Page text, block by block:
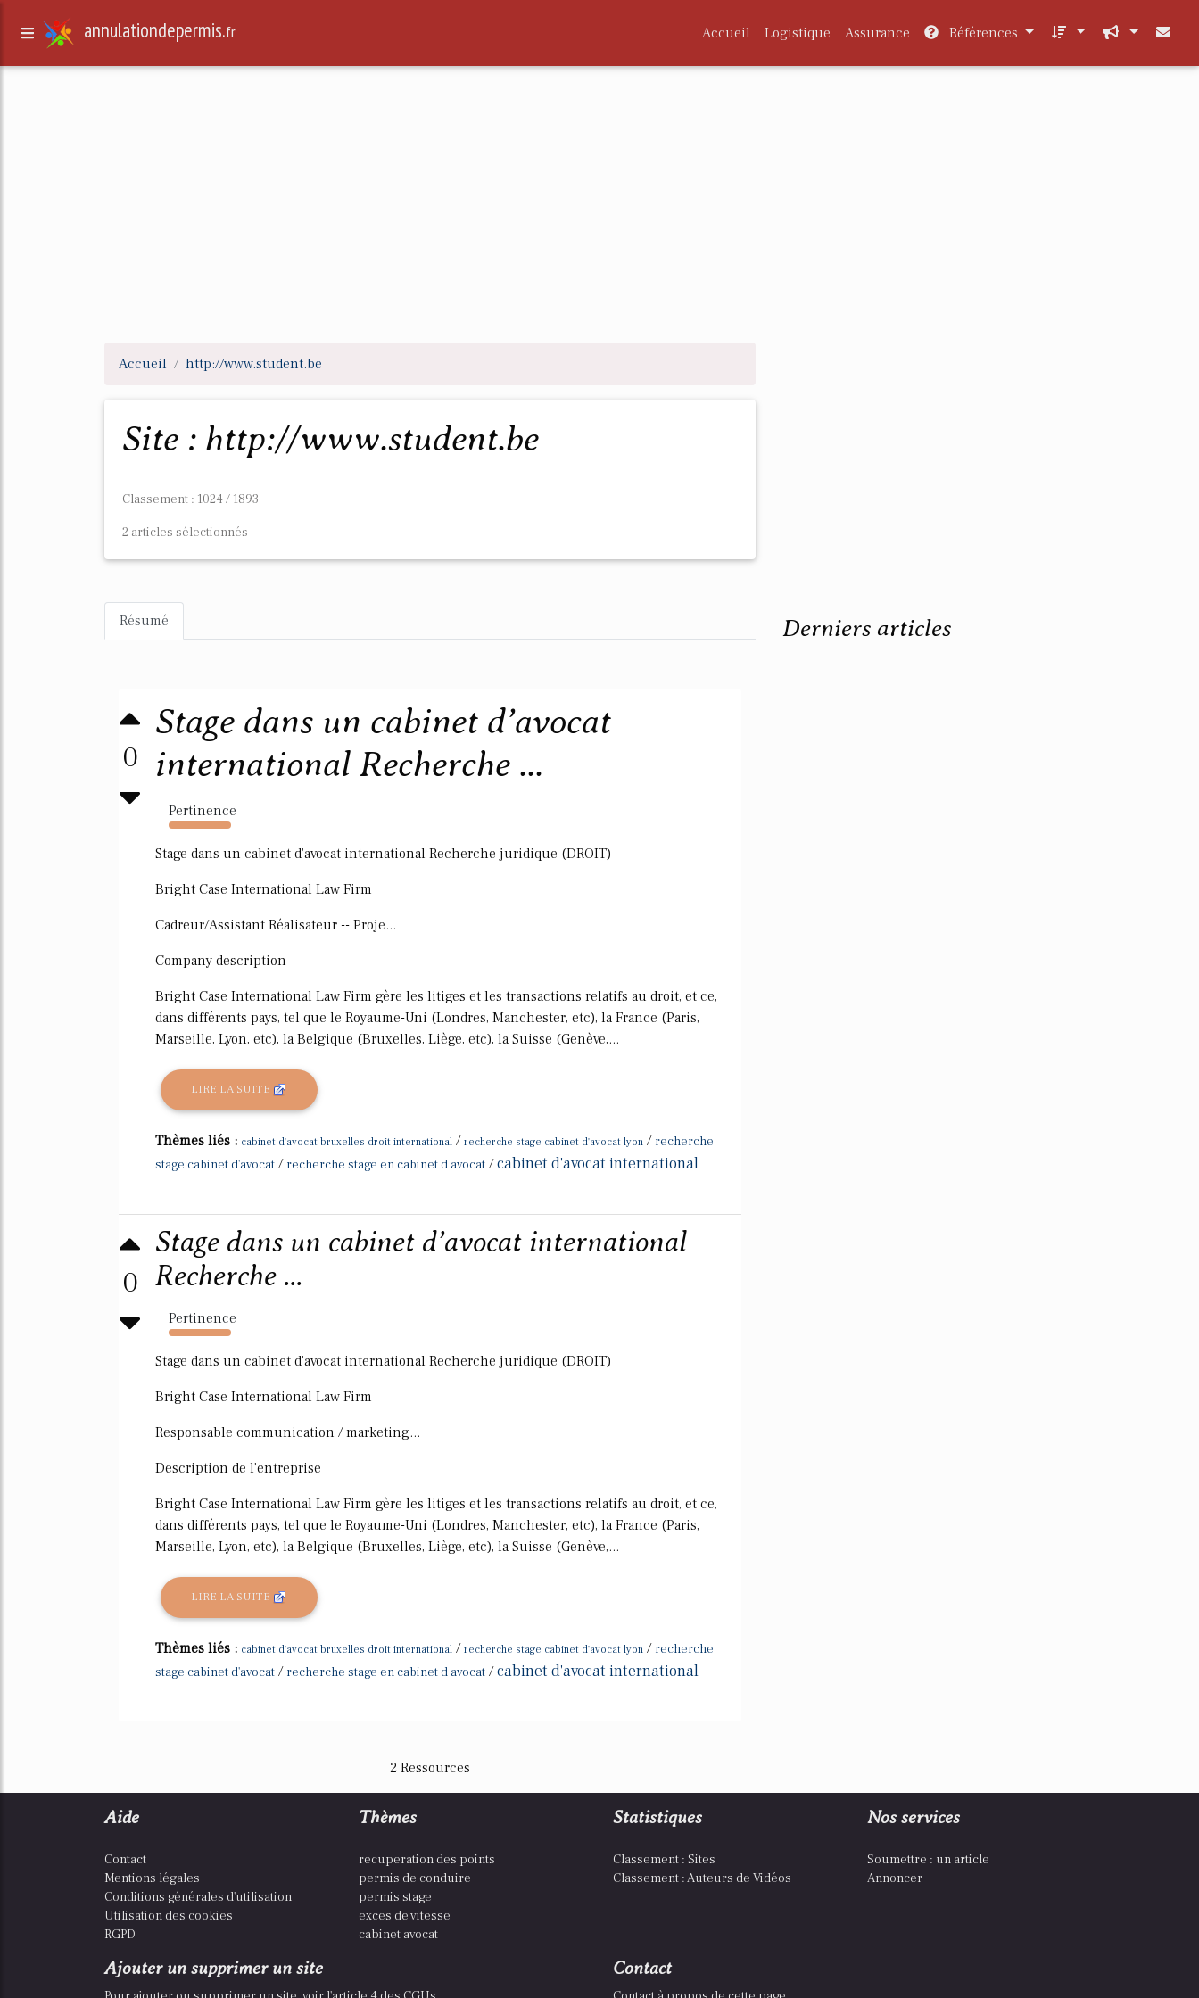
annulationdepermis.fr Accueil Logistique Assurance Références
Accueil http://www.student.be
Site : http://www.student.be
Classement : 1024 / 1893
2 articles sélectionnés
Résumé
0
Stage dans un cabinet d’avocat
international Recherche ...
Pertinence
1883%
Stage dans un cabinet d'avocat international Recherche juridique (DROIT)
Bright Case International Law Firm
Cadreur/Assistant Réalisateur -- Proje...
Company description
Bright Case International Law Firm gère les litiges et les transactions relatifs au droit, et ce,
dans différents pays, tel que le Royaume-Uni (Londres, Manchester, etc), la France (Paris,
Marseille, Lyon, etc), la Belgique (Bruxelles, Liège, etc), la Suisse (Genève,...
LIRE LA SUITE
Thèmes liés : cabinet d'avocat bruxelles droit international / recherche stage cabinet d'avocat lyon / recherche
stage cabinet d'avocat / recherche stage en cabinet d avocat /cabinet d'avocat international
0
Stage dans un cabinet d’avocat international
Recherche ...
Pertinence
1875%
Stage dans un cabinet d'avocat international Recherche juridique (DROIT)
Bright Case International Law Firm
Responsable communication / marketing...
Description de l'entreprise
Bright Case International Law Firm gère les litiges et les transactions relatifs au droit, et ce,
dans différents pays, tel que le Royaume-Uni (Londres, Manchester, etc), la France (Paris,
Marseille, Lyon, etc), la Belgique (Bruxelles, Liège, etc), la Suisse (Genève,...
LIRE LA SUITE
Thèmes liés : cabinet d'avocat bruxelles droit international / recherche stage cabinet d'avocat lyon / recherche
stage cabinet d'avocat / recherche stage en cabinet d avocat /cabinet d'avocat international
2 Ressources
Derniers articles
Aide
Contact
Mentions légales
Conditions générales d'utilisation
Utilisation des cookies
RGPD
Thèmes
recuperation des points
permis de conduire
permis stage
exces de vitesse
cabinet avocat
Statistiques
Classement : Sites
Classement : Auteurs de Vidéos
Nos services
Soumettre : un article
Annoncer
Ajouter un supprimer un site Contact